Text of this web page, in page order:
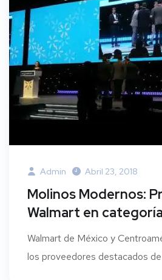
Admin Abril 23, 2018
Molinos Modernos:
Walmart en
Walmart de México y
los proveedores destacados de